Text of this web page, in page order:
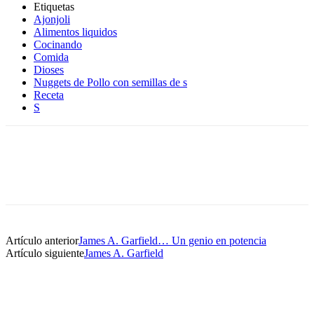
Etiquetas
Ajonjoli
Alimentos liquidos
Cocinando
Comida
Dioses
Nuggets de Pollo con semillas de s
Receta
S
Artículo anteriorJames A. Garfield… Un genio en potencia
Artículo siguienteJames A. Garfield